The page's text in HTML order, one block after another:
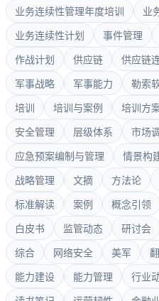
业务连续性管理年度培训 业
业务连续性计划 事件管理
作战计划 供应链 供应链
军事战略 军事能力 勒索
培训 培训与案例 培训方
安全管理 层级体系 市场
应急预案编制与管理 情景构
战略管理 文摘 方法论
标准解读 案例 概念引领
白皮书 监管动态 研讨会
综合 网络安全 美军
能力建设 能力管理 行业